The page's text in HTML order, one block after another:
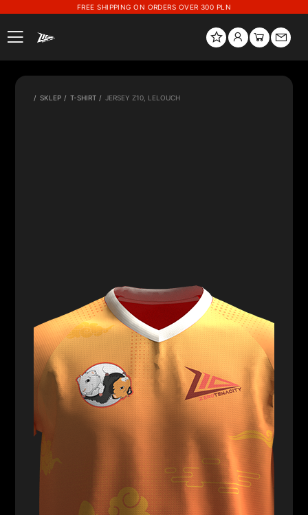
FREE SHIPPING ON ORDERS OVER 300 PLN
SKLEP T-SHIRT JERSEY Z10, LELOUCH